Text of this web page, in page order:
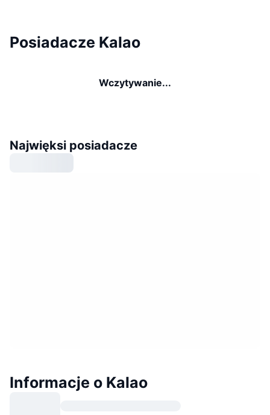
Posiadacze Kalao
Wczytywanie...
Najwięksi posiadacze
Informacje o Kalao